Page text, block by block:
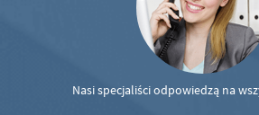
Nasi specjaliści odpowiedzą na